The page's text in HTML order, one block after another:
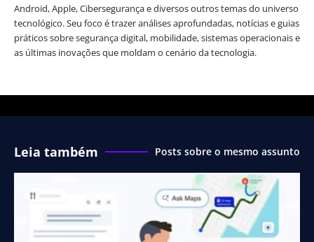
Android, Apple, Cibersegurança e diversos outros temas do universo
tecnológico. Seu foco é trazer análises aprofundadas, notícias e guias
práticos sobre segurança digital, mobilidade, sistemas operacionais e
as últimas inovações que moldam o cenário da tecnologia.
Leia também Posts sobre o mesmo assunto